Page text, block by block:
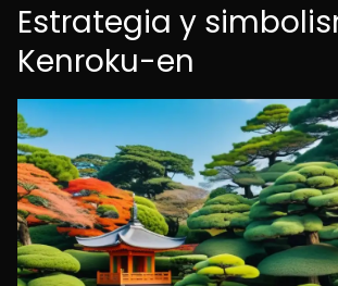
Estrategia y
Kenroku-en